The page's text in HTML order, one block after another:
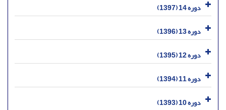
دوره 14 (1397)
دوره 13 (1396)
دوره 12 (1395)
دوره 11 (1394)
دوره 10 (1393)